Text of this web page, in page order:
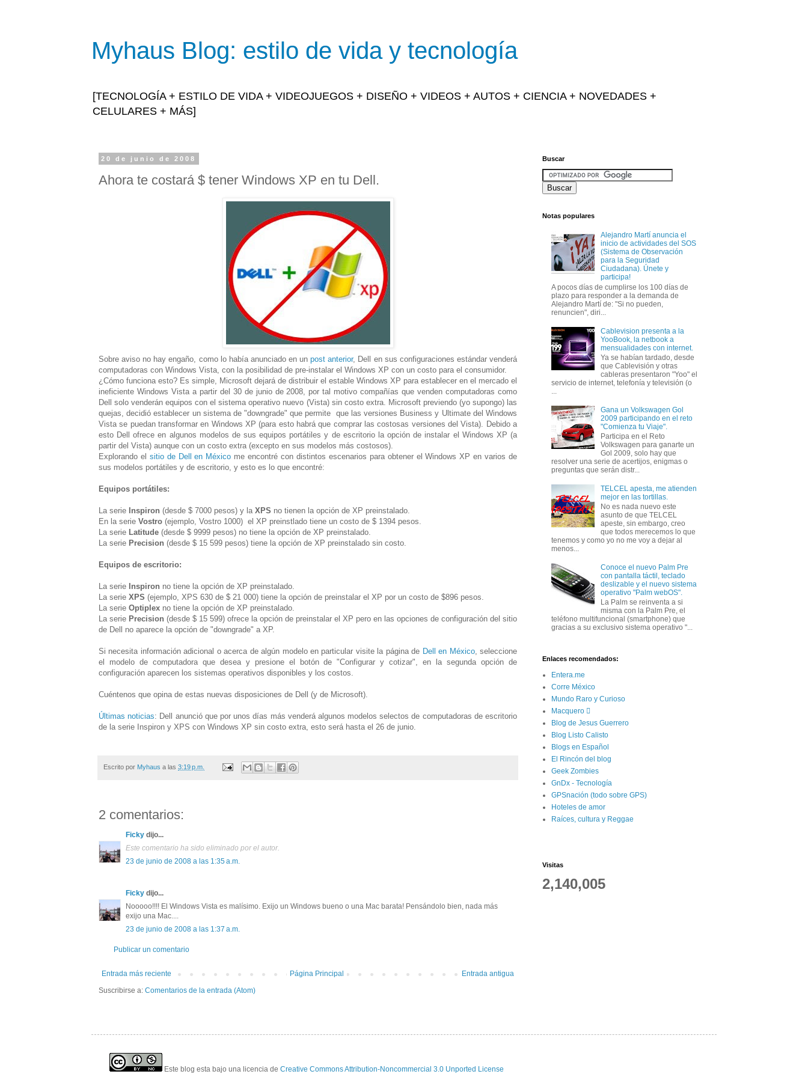
Myhaus Blog: estilo de vida y tecnología
[TECNOLOGÍA + ESTILO DE VIDA + VIDEOJUEGOS + DISEÑO + VIDEOS + AUTOS + CIENCIA + NOVEDADES +
CELULARES + MÁS]
20 de junio de 2008
Ahora te costará $ tener Windows XP en tu Dell.
Sobre aviso no hay engaño, como lo había anunciado en unpost anterior, Dell en sus configuraciones estándar venderá
computadoras con Windows Vista, con la posibilidad de pre-instalar el Windows XP con un costo para el consumidor.
¿Cómo funciona esto? Es simple, Microsoft dejará de distribuir el estable Windows XP para establecer en el mercado el
ineficiente Windows Vista a partir del 30 de junio de 2008, por tal motivo compañías que venden computadoras como
Dell solo venderán equipos con el sistema operativo nuevo (Vista) sin costo extra. Microsoft previendo (yo supongo) las
quejas, decidió establecer un sistema de "downgrade" que permite que las versiones Business y Ultimate del Windows
Vista se puedan transformar en Windows XP (para esto habrá que comprar las costosas versiones del Vista). Debido a
esto Dell ofrece en algunos modelos de sus equipos portátiles y de escritorio la opción de instalar el Windows XP (a
partir del Vista) aunque con un costo extra (excepto en sus modelos más costosos).
Explorando el sitio de Dell en México me encontré con distintos escenarios para obtener el Windows XP en varios de
sus modelos portátiles y de escritorio, y esto es lo que encontré:
Equipos portátiles:
La serie Inspiron (desde $ 7000 pesos) y la XPS no tienen la opción de XP preinstalado.
En la serie Vostro (ejemplo, Vostro 1000) el XP preinstlado tiene un costo de $ 1394 pesos.
La serie Latitude (desde $ 9999 pesos) no tiene la opción de XP preinstalado.
La serie Precision (desde $ 15 599 pesos) tiene la opción de XP preinstalado sin costo.
Equipos de escritorio:
La serie Inspiron no tiene la opción de XP preinstalado.
La serie XPS (ejemplo, XPS 630 de $ 21 000) tiene la opción de preinstalar el XP por un costo de $896 pesos.
La serie Optiplex no tiene la opción de XP preinstalado.
La serie Precision (desde $ 15 599) ofrece la opción de preinstalar el XP pero en las opciones de configuración del sitio
de Dell no aparece la opción de "downgrade" a XP.
Si necesita información adicional o acerca de algún modelo en particular visite la página de Dell en México, seleccione
el modelo de computadora que desea y presione el botón de "Configurar y cotizar", en la segunda opción de
configuración aparecen los sistemas operativos disponibles y los costos.
Cuéntenos que opina de estas nuevas disposiciones de Dell (y de Microsoft).
Últimas noticias: Dell anunció que por unos días más venderá algunos modelos selectos de computadoras de escritorio
de la serie Inspiron y XPS con Windows XP sin costo extra, esto será hasta el 26 de junio.
Escrito por Myhaus a las 3:19 p.m.
2 comentarios:
Ficky dijo...
Este comentario ha sido eliminado por el autor.
23 de junio de 2008 a las 1:35 a.m.
Ficky dijo...
Nooooo!!!! El Windows Vista es malísimo. Exijo un Windows bueno o una Mac barata! Pensándolo bien, nada más
exijo una Mac....
23 de junio de 2008 a las 1:37 a.m.
Publicar un comentario
Entrada más reciente Entrada antigua
Página Principal
Suscribirse a: Comentarios de la entrada (Atom)
Buscar
Notas populares
Alejandro Martí anuncia el
inicio de actividades del SOS
(Sistema de Observación
para la Seguridad
Ciudadana). Únete y
participa!
A pocos días de cumplirse los 100 días de
plazo para responder a la demanda de
Alejandro Martí de: "Si no pueden,
renuncien", diri...
Cablevision presenta a la
YooBook, la netbook a
mensualidades con internet.
Ya se habían tardado, desde
que Cablevisión y otras
cableras presentaron "Yoo" el
servicio de internet, telefonía y televisión (o
...
Gana un Volkswagen Gol
2009 participando en el reto
"Comienza tu Viaje".
Participa en el Reto
Volkswagen para ganarte un
Gol 2009, solo hay que
resolver una serie de acertijos, enigmas o
preguntas que serán distr...
TELCEL apesta, me atienden
mejor en las tortillas.
No es nada nuevo este
asunto de que TELCEL
apeste, sin embargo, creo
que todos merecemos lo que
tenemos y como yo no me voy a dejar al
menos...
Conoce el nuevo Palm Pre
con pantalla táctil, teclado
deslizable y el nuevo sistema
operativo "Palm webOS".
La Palm se reinventa a si
misma con la Palm Pre, el
teléfono multifuncional (smartphone) que
gracias a su exclusivo sistema operativo "...
Enlaces recomendados:
Entera.me
Corre México
Mundo Raro y Curioso
Macquero 
Blog de Jesus Guerrero
Blog Listo Calisto
Blogs en Español
El Rincón del blog
Geek Zombies
GnDx - Tecnología
GPSnación (todo sobre GPS)
Hoteles de amor
Raíces, cultura y Reggae
Visitas
2,140,005
Este blog esta bajo una licencia de Creative Commons Attribution-Noncommercial 3.0 Unported License